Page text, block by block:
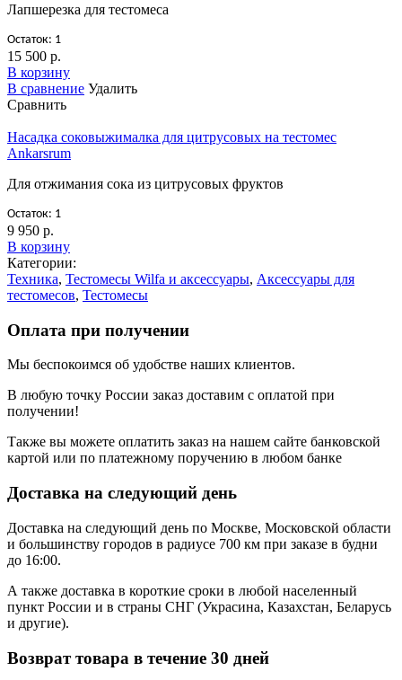
Лапшерезка для тестомеса
Остаток: 1
15 500 р.
В корзину
В сравнение Удалить
Сравнить
Насадка соковыжималка для цитрусовых на тестомес
Ankarsrum
Для отжимания сока из цитрусовых фруктов
Остаток: 1
9 950 р.
В корзину
Категории:
Техника, Тестомесы Wilfa и аксессуары, Аксессуары для
тестомесов, Тестомесы
Оплата при получении
Мы беспокоимся об удобстве наших клиентов.
В любую точку России заказ доставим с оплатой при
получении!
Также вы можете оплатить заказ на нашем сайте банковской
картой или по платежному поручению в любом банке
Доставка на следующий день
Доставка на следующий день по Москве, Московской области
и большинству городов в радиусе 700 км при заказе в будни
до 16:00.
А также доставка в короткие сроки в любой населенный
пункт России и в страны СНГ (Украсина, Казахстан, Беларусь
и другие).
Возврат товара в течение 30 дней